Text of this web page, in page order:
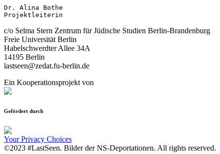
Dr. Alina Bothe
Projektleiterin
c/o Selma Stern Zentrum für Jüdische Studien Berlin-Brandenburg
Freie Universität Berlin
Habelschwerdter Allee 34A
14195 Berlin
lastseen@zedat.fu-berlin.de
Ein Kooperationsprojekt von
Gefördert durch
Your Privacy Choices
©2023 #LastSeen. Bilder der NS-Deportationen. All rights reserved.